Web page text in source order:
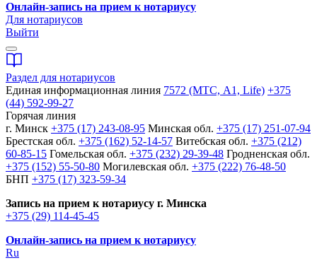
Онлайн-запись на прием к нотариусу
Для нотариусов
Выйти
Раздел для нотариусов
Единая информационная линия 7572 (МТС, A1, Life) +375
(44) 592-99-27
Горячая линия
г. Минск +375 (17) 243-08-95 Минская обл. +375 (17) 251-07-94
Брестская обл. +375 (162) 52-14-57 Витебская обл. +375 (212)
60-85-15 Гомельская обл. +375 (232) 29-39-48 Гродненская обл.
+375 (152) 55-50-80 Могилевская обл. +375 (222) 76-48-50
БНП +375 (17) 323-59-34
Запись на прием к нотариусу г. Минска
+375 (29) 114-45-45
Онлайн-запись на прием к нотариусу
Ru